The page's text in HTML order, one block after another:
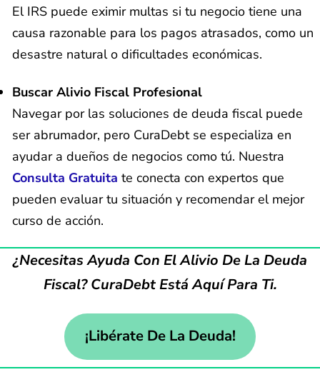
El IRS puede eximir multas si tu negocio tiene una
causa razonable para los pagos atrasados, como un
desastre natural o dificultades económicas.
Buscar Alivio Fiscal Profesional
Navegar por las soluciones de deuda fiscal puede
ser abrumador, pero CuraDebt se especializa en
ayudar a dueños de negocios como tú. Nuestra
Consulta Gratuita te conecta con expertos que
pueden evaluar tu situación y recomendar el mejor
curso de acción.
¿Necesitas Ayuda Con El Alivio De La Deuda
Fiscal? CuraDebt Está Aquí Para Ti.
¡Libérate De La Deuda!